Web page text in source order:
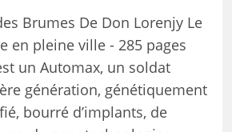
Brumes De Don Lorenjy Le
en pleine ville - 285 pages
un Automax, un soldat
génération, génétiquement
bourré d’implants, de